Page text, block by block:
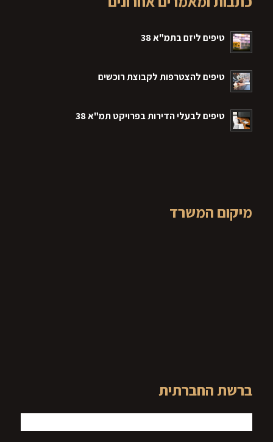
טיפים ליזם בתמ"א 38
טיפים להצטרפות לקבוצת רוכשים
טיפים לבעלי הדירות בפרויקט תמ"א 38
מיקום המשרד
ברשת החברתית